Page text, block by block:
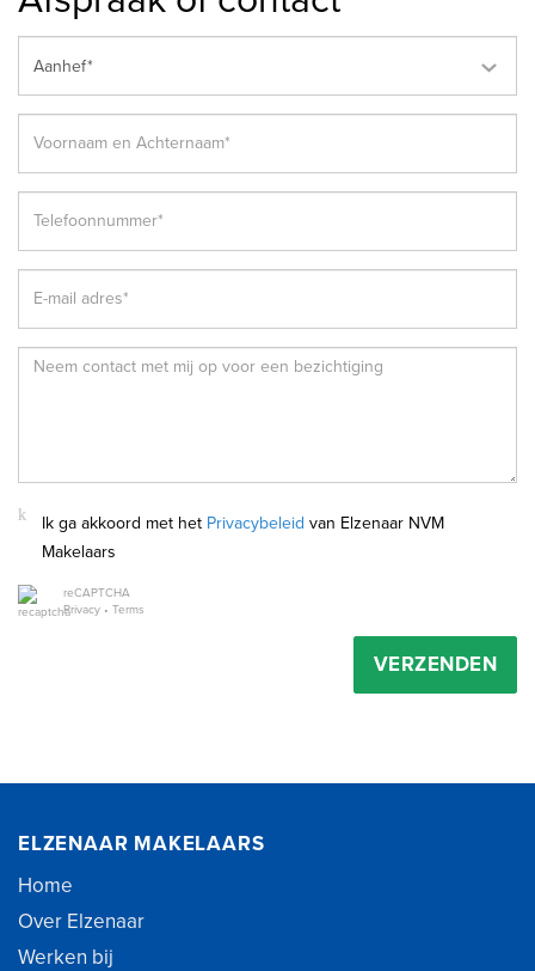
Aanhef*
Ik ga akkoord met het Privacybeleid van Elzenaar NVM
Makelaars
reCAPTCHA
Privacy • Terms
VERZENDEN
ELZENAAR MAKELAARS
Home
Over Elzenaar
Werken bij